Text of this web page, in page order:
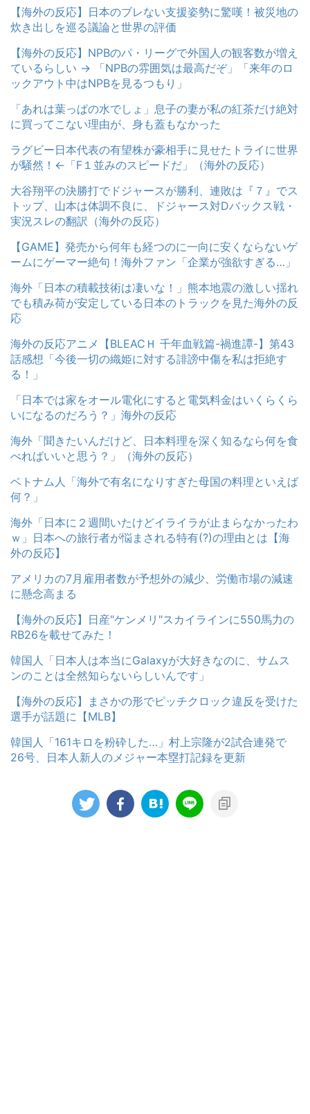
【海外の反応】日本のブレない支援姿勢に驚嘆！被災地の
炊き出しを巡る議論と世界の評価
【海外の反応】NPBのパ・リーグで外国人の観客数が増え
ているらしい → 「NPBの雰囲気は最高だぞ」「来年のロ
ックアウト中はNPBを見るつもり」
「あれは葉っぱの水でしょ」息子の妻が私の紅茶だけ絶対
に買ってこない理由が、身も蓋もなかった
ラグビー日本代表の有望株が豪相手に見せたトライに世界
が騒然！←「F１並みのスピードだ」（海外の反応）
大谷翔平の決勝打でドジャースが勝利、連敗は『７』でス
トップ、山本は体調不良に、ドジャース対Dバックス戦・
実況スレの翻訳（海外の反応）
【GAME】発売から何年も経つのに一向に安くならないゲ
ームにゲーマー絶句！海外ファン「企業が強欲すぎる…」
海外「日本の積載技術は凄いな！」熊本地震の激しい揺れ
でも積み荷が安定している日本のトラックを見た海外の反
応
海外の反応アニメ【BLEACＨ 千年血戦篇-禍進譚-】第43
話感想「今後一切の織姫に対する誹謗中傷を私は拒絶す
る！」
「日本では家をオール電化にすると電気料金はいくらくら
いになるのだろう？」海外の反応
海外「聞きたいんだけど、日本料理を深く知るなら何を食
べればいいと思う？」（海外の反応）
ベトナム人「海外で有名になりすぎた母国の料理といえば
何？」
海外「日本に２週間いたけどイライラが止まらなかったわ
ｗ」日本への旅行者が悩まされる特有(?)の理由とは【海
外の反応】
アメリカの7月雇用者数が予想外の減少、労働市場の減速
に懸念高まる
【海外の反応】日産"ケンメリ"スカイラインに550馬力の
RB26を載せてみた！
韓国人「日本人は本当にGalaxyが大好きなのに、サムス
ンのことは全然知らないらしいんです」
【海外の反応】まさかの形でピッチクロック違反を受けた
選手が話題に【MLB】
韓国人「161キロを粉砕した…」村上宗隆が2試合連発で
26号、日本人新人のメジャー本塁打記録を更新